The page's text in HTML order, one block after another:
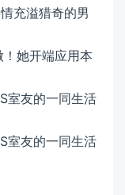
充溢猎奇的男
她开端应用本